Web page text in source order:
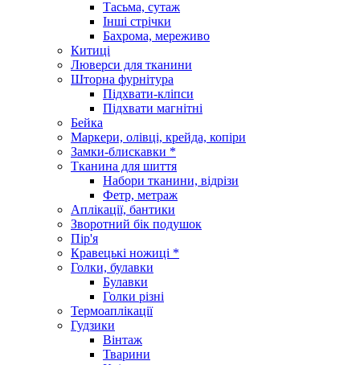
Тасьма, сутаж
Інші стрічки
Бахрома, мереживо
Китиці
Люверси для тканини
Шторна фурнітура
Підхвати-кліпси
Підхвати магнітні
Бейка
Маркери, олівці, крейда, копіри
Замки-блискавки *
Тканина для шиття
Набори тканини, відрізи
Фетр, метраж
Аплікації, бантики
Зворотний бік подушок
Пір'я
Кравецькі ножиці *
Голки, булавки
Булавки
Голки різні
Термоаплікації
Гудзики
Вінтаж
Тварини